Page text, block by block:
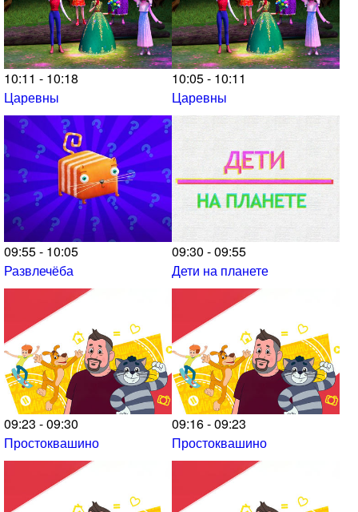
10:11 - 10:18
Царевны
10:05 - 10:11
Царевны
09:55 - 10:05
Развлечёба
09:30 - 09:55
Дети на планете
09:23 - 09:30
Простоквашино
09:16 - 09:23
Простоквашино